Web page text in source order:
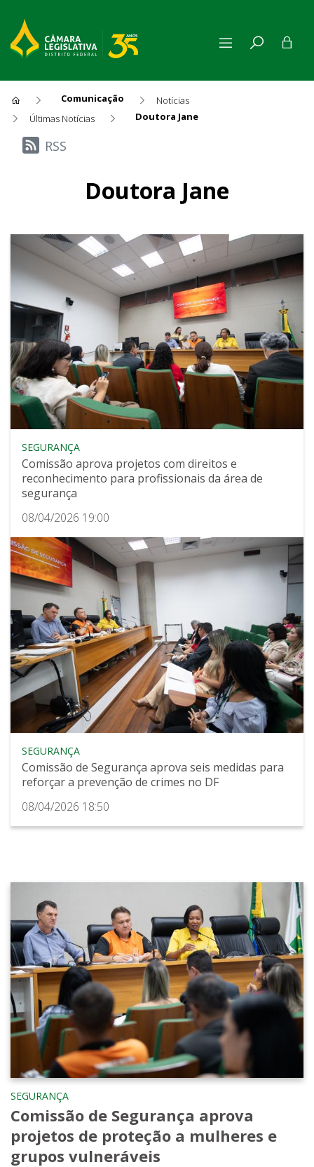
Comunicação
Notícias
Últimas Notícias
Doutora Jane
Últimas Notícias
RSS
Doutora Jane
SEGURANÇA
Comissão aprova projetos com direitos e
reconhecimento para profissionais da área de
segurança
08/04/2026 19:00
SEGURANÇA
Comissão de Segurança aprova seis medidas para
reforçar a prevenção de crimes no DF
08/04/2026 18:50
SEGURANÇA
Comissão de Segurança aprova
projetos de proteção a mulheres e
grupos vulneráveis